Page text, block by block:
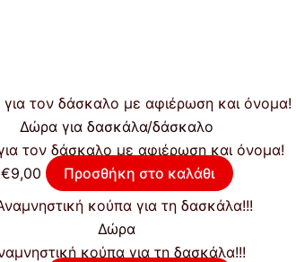
Δώρα για δασκάλα/δάσκαλο
τον δάσκαλο με αφιέρωση και όνομα!
€9,00 Προσθήκη στο καλάθι
Δώρα
κούπα για τη δασκάλα!!!